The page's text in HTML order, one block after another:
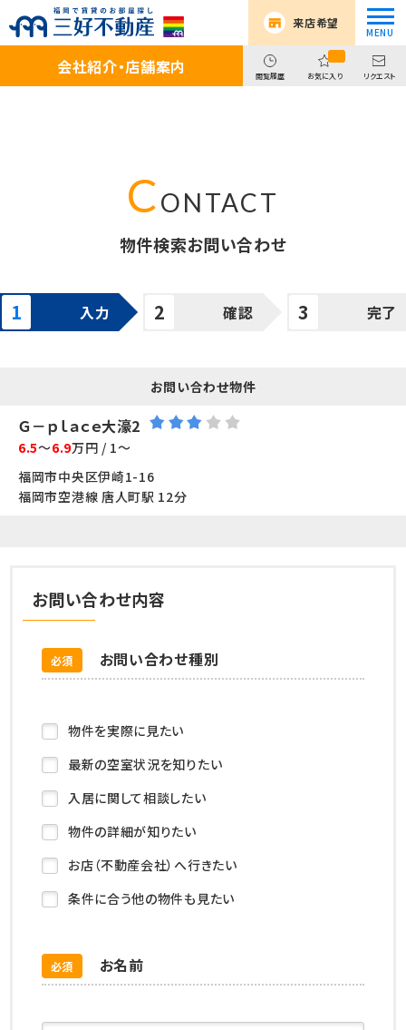
来店希望
会社紹介・店舗案内 閲覧履歴 お気に入り リクエスト
物件検索お問い合わせ
入力 確認 完了
お問い合わせ物件
Ｇ－ｐｌａｃｅ大濠2
6.5～6.9万円 / 1～
福岡市中央区伊崎1-16
福岡市空港線 唐人町駅 12分
お問い合わせ内容
お問い合わせ種別
必須
物件を実際に見たい
最新の空室状況を知りたい
入居に関して相談したい
物件の詳細が知りたい
お店（不動産会社）へ行きたい
条件に合う他の物件も見たい
お名前
必須